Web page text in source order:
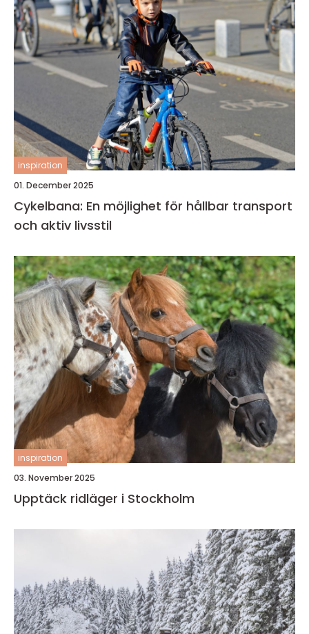
inspiration
01. December 2025
Cykelbana: En möjlighet för hållbar transport
och aktiv livsstil
inspiration
03. November 2025
Upptäck ridläger i Stockholm